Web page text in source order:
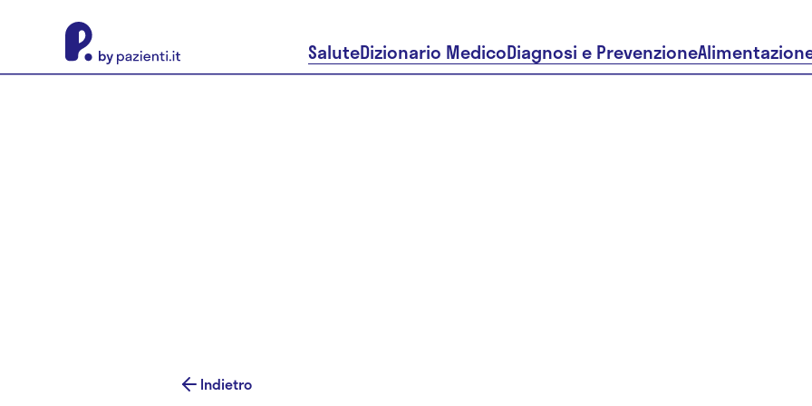
SaluteDizionario MedicoDiagnosi e Prevenzione
Indietro